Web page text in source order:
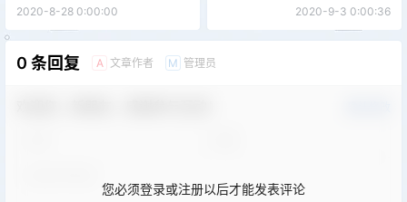
2020-8-28 0:00:00 2020-9-3 0:00:36
0 条回复 A 文章作者 M 管理员
您必须登录或注册以后才能发表评论